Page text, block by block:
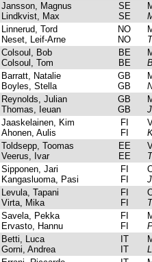
Jansson, Magnus
Lindkvist, Max
SE
SE
Linnerud, Tord
Neset, Leif-Arne
NO
NO
Colsoul, Bob
Colsoul, Tom
BE
BE
Barratt, Natalie
Boyles, Stella
GB
GB
Reynolds, Julian
Thomas, Ieuan
GB
GB
Jaaskelainen, Kim
Ahonen, Aulis
FI
FI
Toldsepp, Toomas
Veerus, Ivar
EE
EE
Sipponen, Jari
Kangasluoma, Pasi
FI
FI
Levula, Tapani
Virta, Mika
FI
FI
Savela, Pekka
Ervasto, Hannu
FI
FI
Betti, Luca
Gorni, Andrea
IT
IT